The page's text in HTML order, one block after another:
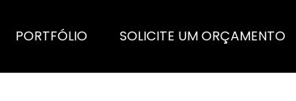
PORTFÓLIO SOLICITE UM ORÇAMENTO